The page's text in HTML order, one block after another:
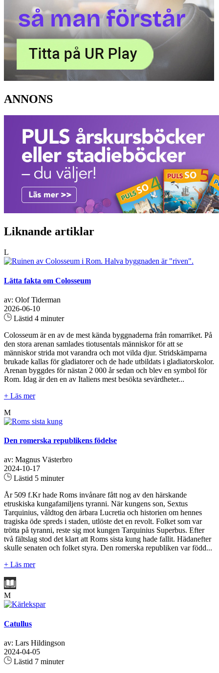
ANNONS
Liknande artiklar
L
Lätta fakta om Colosseum
av: Olof Tiderman
2026-06-10
Lästid 4 minuter
Colosseum är en av de mest kända byggnaderna från romarriket. På
den stora arenan samlades tiotusentals människor för att se
människor strida mot varandra och mot vilda djur. Stridskämparna
brukade kallas för gladiatorer och de hade utbildats i gladiatorskolor.
Arenan byggdes för nästan 2 000 år sedan och blev en symbol för
Rom. Idag är den en av Italiens mest besökta sevärdheter...
+ Läs mer
M
Den romerska republikens födelse
av: Magnus Västerbro
2024-10-17
Lästid 5 minuter
År 509 f.Kr hade Roms invånare fått nog av den härskande
etruskiska kungafamiljens tyranni. När kungens son, Sextus
Tarquinius, våldtog den ärbara Lucretia och historien om hennes
tragiska öde spreds i staden, utlöste det en revolt. Folket som var
trötta på tyranni, reste sig mot kungen Tarquinius Superbus. Efter
två fältslag stod det klart att Roms sista kung hade fallit. Hädanefter
skulle senaten och folket styra. Den romerska republiken var född...
+ Läs mer
M
Catullus
av: Lars Hildingson
2024-04-05
Lästid 7 minuter